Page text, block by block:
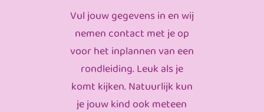
Vul jouw gegevens in en wij
nemen contact met je op
voor het inplannen van een
rondleiding. Leuk als je
komt kijken. Natuurlijk kun
je jouw kind ook meteen